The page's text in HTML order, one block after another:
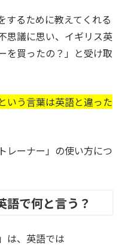
するために教えてくれる
思議に思い、イギリス英
を買ったの？」と受け取
いう言葉は英語と違った
レーナー」の使い方につ
語で何と言う？
は、英語では